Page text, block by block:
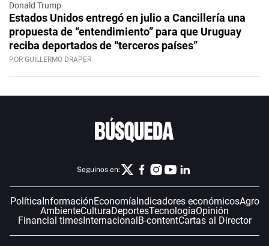
Donald Trump
Estados Unidos entregó en julio a Cancillería una
propuesta de “entendimiento” para que Uruguay
reciba deportados de “terceros países”
POR GUILLERMO DRAPER
Seguinos en:
PolíticaInformaciónEconomíaIndicadores económicosAgro
AmbienteCulturaDeportesTecnologíaOpinión
Financial timesInternacionalB-contentCartas al Director